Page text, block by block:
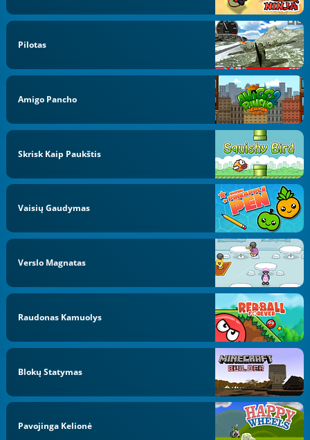
Pilotas
Amigo Pancho
Skrisk Kaip Paukštis
Vaisių Gaudymas
Verslo Magnatas
Raudonas Kamuolys
Blokų Statymas
Pavojinga Kelionė